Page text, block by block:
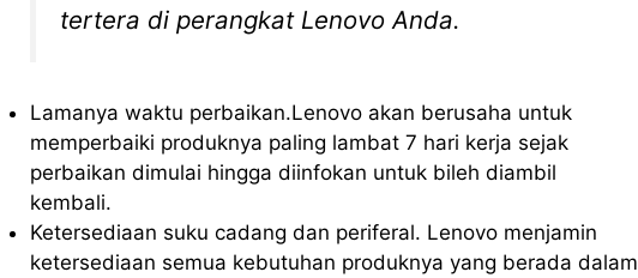
tertera di perangkat Lenovo Anda.
Lamanya waktu perbaikan.Lenovo akan berusaha untuk
memperbaiki produknya paling lambat 7 hari kerja sejak
perbaikan dimulai hingga diinfokan untuk bileh diambil
kembali.
Ketersediaan suku cadang dan periferal. Lenovo menjamin
ketersediaan semua kebutuhan produknya yang berada dalam